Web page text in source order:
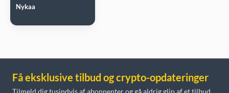
Nykaa
Få eksklusive tilbud og crypto-opdateringer
Tilmeld dig tusindvis af abonnenter og gå aldrig glip af et tilbud.